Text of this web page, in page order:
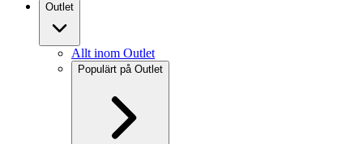
Outlet
Allt inom Outlet
Populärt på Outlet